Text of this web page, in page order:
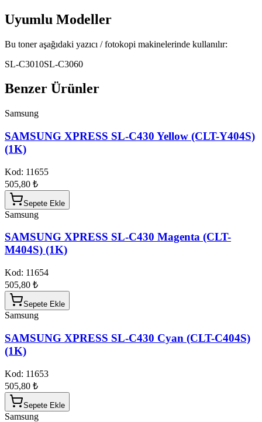
Uyumlu Modeller
Bu toner aşağıdaki yazıcı / fotokopi makinelerinde kullanılır:
SL-C3010SL-C3060
Benzer Ürünler
Samsung
SAMSUNG XPRESS SL-C430 Yellow (CLT-Y404S)
(1K)
Kod: 11655
505,80 ₺
Sepete Ekle
Samsung
SAMSUNG XPRESS SL-C430 Magenta (CLT-
M404S) (1K)
Kod: 11654
505,80 ₺
Sepete Ekle
Samsung
SAMSUNG XPRESS SL-C430 Cyan (CLT-C404S)
(1K)
Kod: 11653
505,80 ₺
Sepete Ekle
Samsung